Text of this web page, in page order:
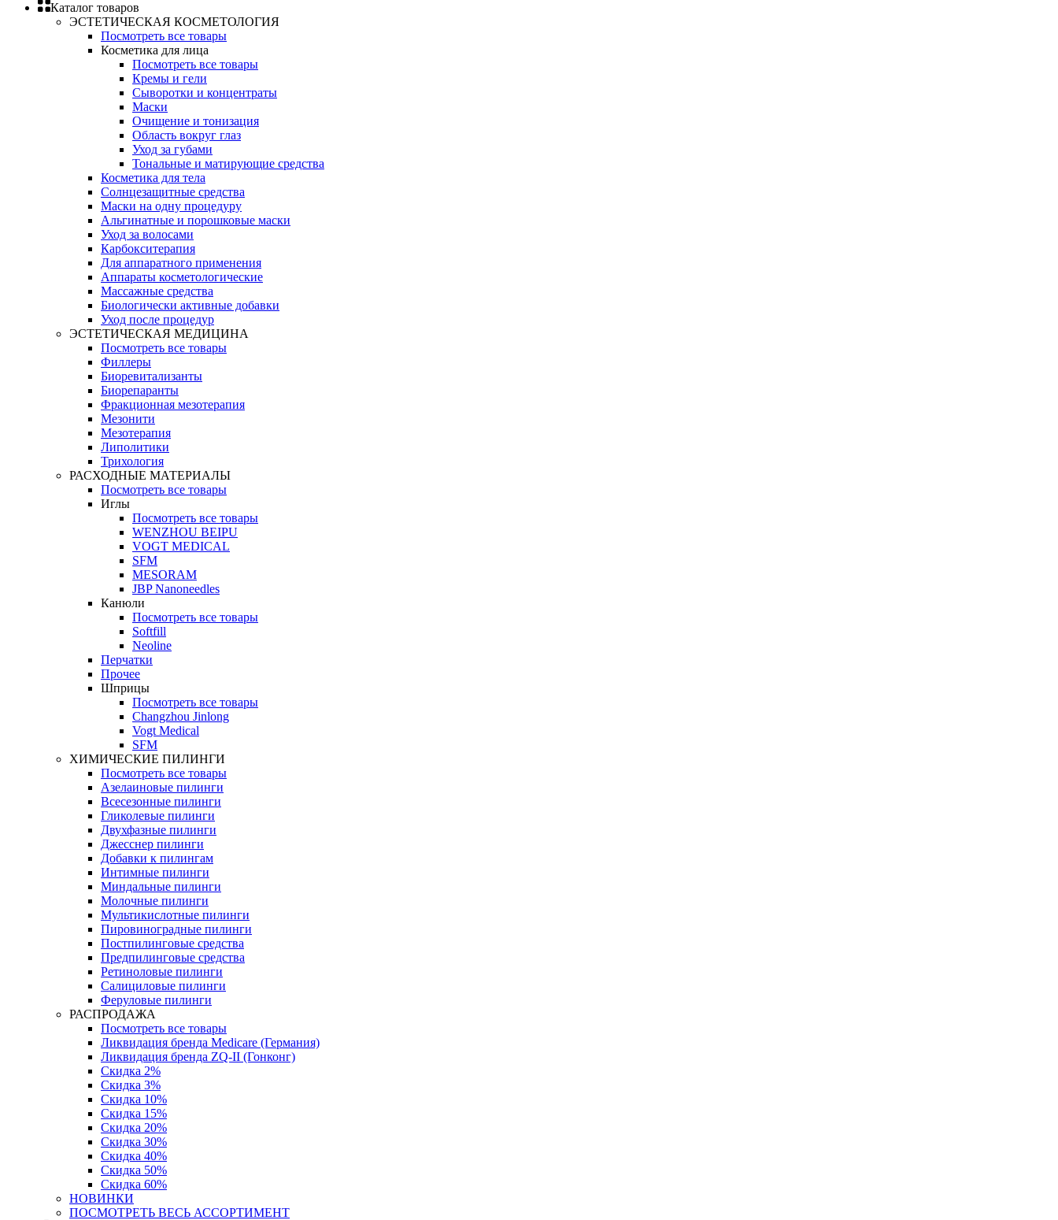
Каталог товаров
ЭСТЕТИЧЕСКАЯ КОСМЕТОЛОГИЯ
Посмотреть все товары
Косметика для лица
Посмотреть все товары
Кремы и гели
Сыворотки и концентраты
Маски
Очищение и тонизация
Область вокруг глаз
Уход за губами
Тональные и матирующие средства
Косметика для тела
Солнцезащитные средства
Маски на одну процедуру
Альгинатные и порошковые маски
Уход за волосами
Карбокситерапия
Для аппаратного применения
Аппараты косметологические
Массажные средства
Биологически активные добавки
Уход после процедур
ЭСТЕТИЧЕСКАЯ МЕДИЦИНА
Посмотреть все товары
Филлеры
Биоревитализанты
Биорепаранты
Фракционная мезотерапия
Мезонити
Мезотерапия
Липолитики
Трихология
РАСХОДНЫЕ МАТЕРИАЛЫ
Посмотреть все товары
Иглы
Посмотреть все товары
WENZHOU BEIPU
VOGT MEDICAL
SFM
MESORAM
JBP Nanoneedles
Канюли
Посмотреть все товары
Softfill
Neoline
Перчатки
Прочее
Шприцы
Посмотреть все товары
Changzhou Jinlong
Vogt Medical
SFM
ХИМИЧЕСКИЕ ПИЛИНГИ
Посмотреть все товары
Азелаиновые пилинги
Всесезонные пилинги
Гликолевые пилинги
Двухфазные пилинги
Джесснер пилинги
Добавки к пилингам
Интимные пилинги
Миндальные пилинги
Молочные пилинги
Мультикислотные пилинги
Пировиноградные пилинги
Постпилинговые средства
Предпилинговые средства
Ретиноловые пилинги
Салициловые пилинги
Феруловые пилинги
РАСПРОДАЖА
Посмотреть все товары
Ликвидация бренда Medicare (Германия)
Ликвидация бренда ZQ-II (Гонконг)
Скидка 2%
Скидка 3%
Скидка 10%
Скидка 15%
Скидка 20%
Скидка 30%
Скидка 40%
Скидка 50%
Скидка 60%
НОВИНКИ
ПОСМОТРЕТЬ ВЕСЬ АССОРТИМЕНТ